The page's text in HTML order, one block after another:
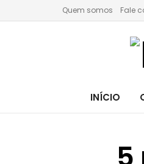
Quem somos Fale
INÍCIO